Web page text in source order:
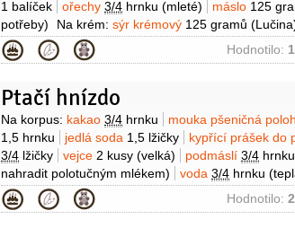
1 balíček
ořechy 3/4 hrnku (mleté) máslo 125
potřeby)
Na krém: sýr krémový 125 gramů
90 gramů
cukr moučkový
smetana na
0,9 decilitru
potravinářské barvivo(nejlépe gelové)
například kyselé rybičky)
Kategorie Hodnotilo: 1
Ptačí hnízdo
Suroviny
Na korpus: kakao 3/4 hrnku mouka pšeničná
1,5 hrnku
jedlá soda 1,5 lžičky kypřící prášek do
3/4 lžičky vejce 2 kusy (velká) podmáslí 3/4 hrnku
nahradit polotučným mlékem)
voda 3/4 hrnku
krémový200 gramů (Lučina, nebo Philadelphia)
160 gramů
kakao1 lžíce sůl1 špetka
čokoláda
Kategorie Hodnotilo: 2